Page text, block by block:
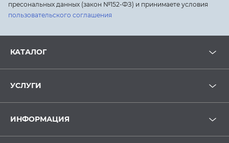
пресональных данных (закон №152-ФЗ) и принимаете условия
пользовательского соглашения
КАТАЛОГ
УСЛУГИ
ИНФОРМАЦИЯ